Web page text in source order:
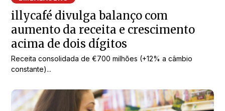
illycafé divulga balanço com
aumento da receita e crescimento
acima de dois dígitos
Receita consolidada de €700 milhões (+12% a câmbio
constante)...